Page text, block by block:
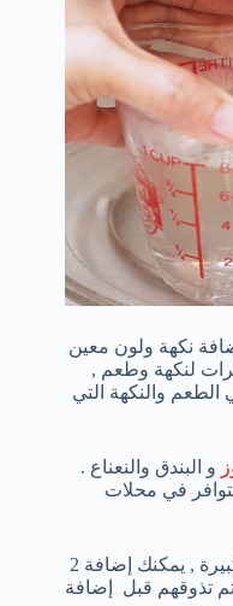
نكهة ولون معين
لنكهة وطعم ,
والنكهة التي
و البندق والنعناع .
في محلات
*- الحذر عند الإضافة حتي لاتضع كمية كبيرة , يمكنك إضافة 2
ثم تذوقهم قبل إضافة